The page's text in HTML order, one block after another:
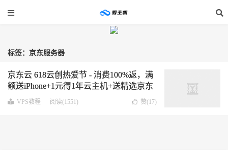
标签：京东服务器
京东云 618云创热爱节 - 消费100%返，满
额送iPhone+1元得1年云主机+送精选京东
报告，抽盲盒+联接京东生态圈 共享优质
VPS教程 阅读(1551) 赞(17)